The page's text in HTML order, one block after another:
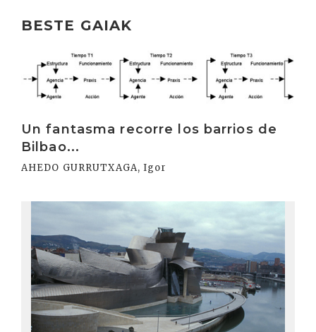
BESTE GAIAK
Un fantasma recorre los barrios de
Bilbao...
AHEDO GURRUTXAGA, Igor